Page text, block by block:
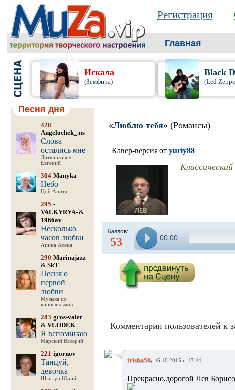
Регистрация
Главная
Искала
(Земфира)
Black
(Led
Песня дня
428
Angelochek_ms
Слова
остались мне
Литвинкович
Евгений
304 Manyka
Небо
Цой Анита
295 -
VALKYRYA-&
1966av
Несколько
часов любви
Апина Алена
290 Marinajazz
& SkT
Песня о
первой
любви
Музыка из
кинофильмов
283 gros-valer
& VLODEK
Я вспоминаю
Марский Валерий
221 igornov
Танцуй,
девочка
Шкитун Юрий
«Люблю тебя» (Романсы)
Кавер-версия от yuriy88
Баллов:
53 00:00
Комментарии пользователей к
irisha56, 16.10.2015 г. 17:44
Прекрасно,дорогой Лев